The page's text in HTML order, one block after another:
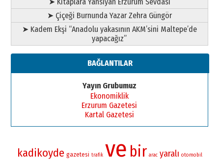
➤ Çiçeği Burnunda Yazar Zehra Güngör
➤ Kadem Ekşi “Anadolu yakasının AKM’sini Maltepe’de
yapacağız”
BAĞLANTILAR
Yayın Grubumuz
Ekonomiklik
Erzurum Gazetesi
Kartal Gazetesi
kadikoyde gazetesi trafik ve bir arac yaralı otomobil